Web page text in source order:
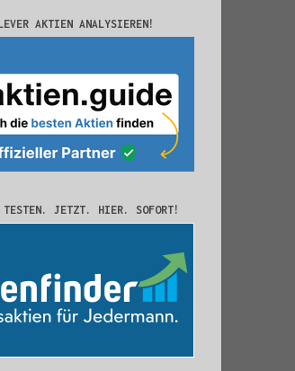
AKTIEN ANALYSIEREN!
TESTEN. JETZT. HIER. SOFORT!